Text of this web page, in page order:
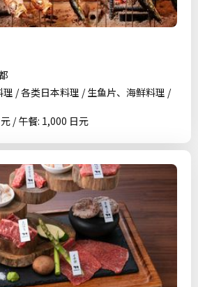
理 / 各类日本料理 / 生鱼片、海鲜料理 /
/ 午餐: 1,000 日元